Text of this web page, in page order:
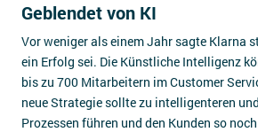
Geblendet von KI
Vor weniger als einem Jahr sagte Klarna
ein Erfolg sei. Die Künstliche Intelligenz
bis zu 700 Mitarbeitern im Customer
neue Strategie sollte zu intelligenteren
Prozessen führen und den Kunden so